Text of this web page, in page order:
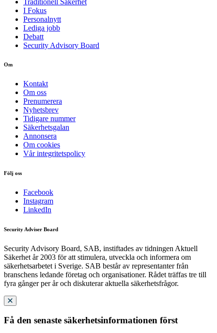
I Fokus
Personalnytt
Lediga jobb
Debatt
Security Advisory Board
Om
Kontakt
Om oss
Prenumerera
Nyhetsbrev
Tidigare nummer
Säkerhetsgalan
Annonsera
Om cookies
Vår integritetspolicy
Följ oss
Facebook
Instagram
LinkedIn
Security Adviser Board
Security Advisory Board, SAB, instiftades av tidningen Aktuell
Säkerhet år 2003 för att stimulera, utveckla och informera om
säkerhetsarbetet i Sverige. SAB består av representanter från
branschens ledande företag och organisationer. Rådet träffas tre till
fyra gånger per år och diskuterar aktuella säkerhetsfrågor.
Få den senaste säkerhetsinformationen först